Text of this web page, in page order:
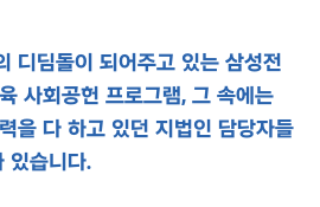
디딤돌이 되어주고 있는 삼성전
사회공헌 프로그램, 그 속에는
을 다 하고 있던 지법인 담당자들
있습니다.